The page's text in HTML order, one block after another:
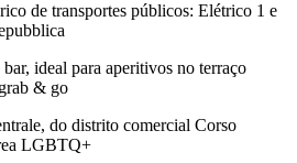
de transportes públicos: Elétrico 1 e
ideal para aperitivos no terraço
& go
do distrito comercial Corso
LGBTQ+